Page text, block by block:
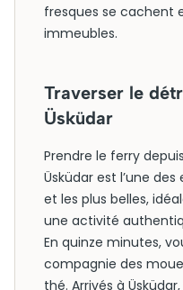
fresques se cachent
immeubles.
Traverser le
Üsküdar
Prendre le ferry
Üsküdar est l’une
et les plus belles,
une activité
En quinze minutes,
compagnie des
thé. Arrivés à